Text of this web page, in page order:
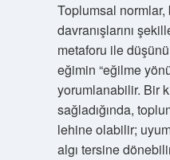
Toplumsal normlar,
davranışlarını
metaforu ile
eğimin “eğilme
yorumlanabilir. Bir
sağladığında,
lehine olabilir;
algı tersine